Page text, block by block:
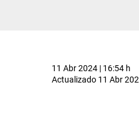
11 Abr 2024 | 16:54 h
Actualizado 11 Abr